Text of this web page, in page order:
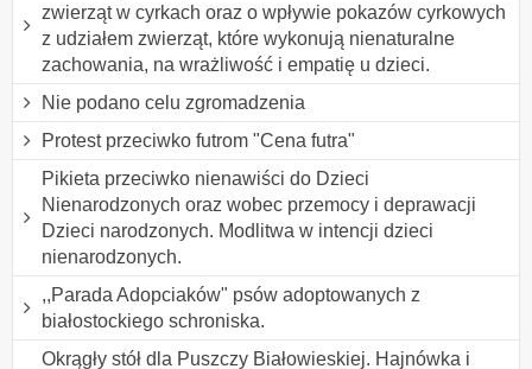
zwierząt w cyrkach oraz o wpływie pokazów cyrkowych
z udziałem zwierząt, które wykonują nienaturalne
zachowania, na wrażliwość i empatię u dzieci.
Nie podano celu zgromadzenia
Protest przeciwko futrom "Cena futra"
Pikieta przeciwko nienawiści do Dzieci
Nienarodzonych oraz wobec przemocy i deprawacji
Dzieci narodzonych. Modlitwa w intencji dzieci
nienarodzonych.
,,Parada Adopciaków" psów adoptowanych z
białostockiego schroniska.
Okrągły stół dla Puszczy Białowieskiej. Hajnówka i